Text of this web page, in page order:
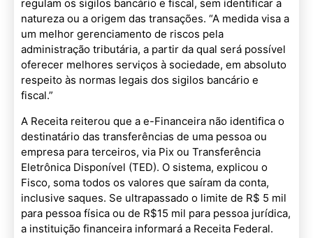
regulam os sigilos bancário e fiscal, sem identificar a
natureza ou a origem das transações. “A medida visa a
um melhor gerenciamento de riscos pela
administração tributária, a partir da qual será possível
oferecer melhores serviços à sociedade, em absoluto
respeito às normas legais dos sigilos bancário e
fiscal.”
A Receita reiterou que a e-Financeira não identifica o
destinatário das transferências de uma pessoa ou
empresa para terceiros, via Pix ou Transferência
Eletrônica Disponível (TED). O sistema, explicou o
Fisco, soma todos os valores que saíram da conta,
inclusive saques. Se ultrapassado o limite de R$ 5 mil
para pessoa física ou de R$15 mil para pessoa jurídica,
a instituição financeira informará a Receita Federal.